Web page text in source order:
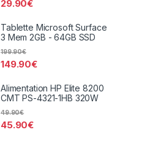
29.90€
Tablette Microsoft Surface
3 Mem 2GB - 64GB SSD
149.90€
199.90€
Alimentation HP Elite 8200
CMT PS-4321-1HB 320W
45.90€
49.90€